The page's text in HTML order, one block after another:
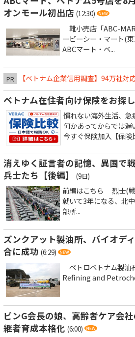
オンモール初出店 (12:30)
靴小売店「ABC-
ービーシー・マート(
ABCマート・ベ...
PR 【ベトナム企業信用調査】94万社対
ベトナム在住者向け保険をお探
慣れない海外生活、急
何かあってからでは遅
今すぐ保険加入【保険
消えゆく証言者の記憶、異国で
兵士たち【後編】
(9日)
前編はこちら 烈士(
就いて3年になる、北
部所...
ズンクアット製油所、バイオデ
合に成功 (6:29)
ペトロベトナム製
Refining and
ビンG会長の娘、高齢者ケア会
継者育成本格化 (6:00)